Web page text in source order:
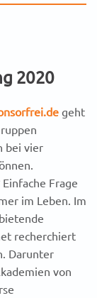
2020
geht
bei vier
Frage
im Leben. Im
recherchiert
Darunter
von